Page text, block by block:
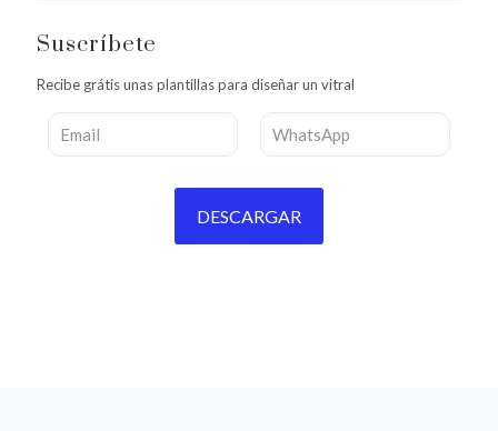
Suscríbete
Recibe grátis unas plantillas para diseñar un vitral